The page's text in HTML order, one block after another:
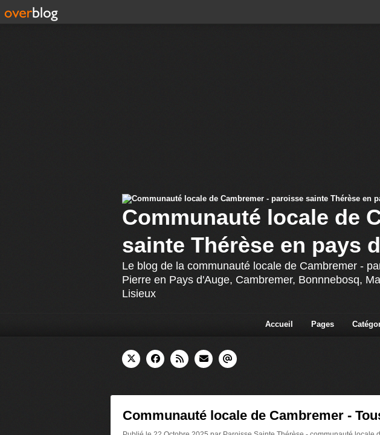
Communauté locale de
sainte Thérèse en pays
Le blog de la communauté locale de Cambremer -
Pierre en Pays d'Auge, Cambremer, Bonnnebosq,
Lisieux
Accueil Pages
Communauté locale de Cambremer -